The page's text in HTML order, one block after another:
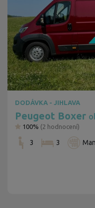
DODÁVKA - JIHLAVA
Peugeot Boxer
100% (2 hodnocení)
3 3